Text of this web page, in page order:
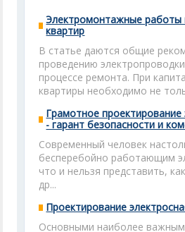
Электромонтажные работы
квартир
В статье даются общие
проведению
процессе ремонта. При
квартиры необходимо не
Грамотное
- гарант безопасности и
Современный человек
бесперебойно работающим
что и нельзя представить,
др...
Проектирование
Основными наиболее